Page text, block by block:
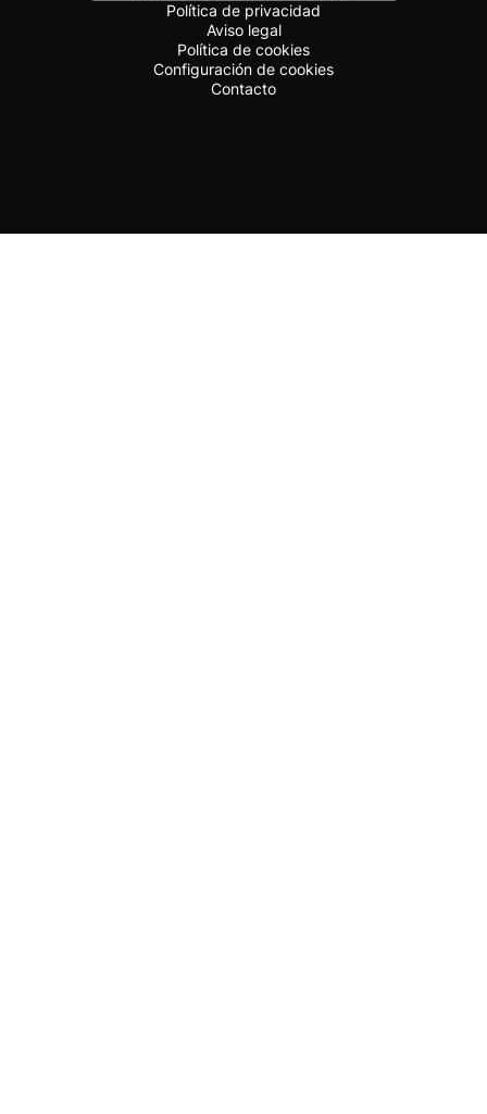
Política de privacidad
Aviso legal
Política de cookies
Configuración de cookies
Contacto